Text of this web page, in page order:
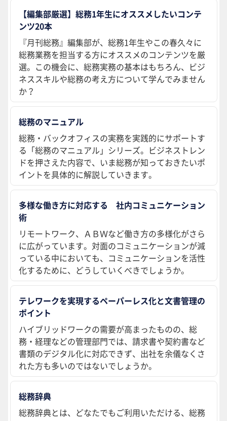
【編集部厳選】総務1年生にオススメしたいコンテ
ンツ20本
『月刊総務』編集部が、総務1年生やこの春久々に
総務業務を担当する方にオススメのコンテンツを厳
選。この機会に、総務実務の基本はもちろん、ビジ
ネススキルや総務の考え方について学んでみません
か？
総務のマニュアル
総務・バックオフィスの実務を実践的にサポートす
る「総務のマニュアル」シリーズ。ビジネストレン
ドを押さえた内容で、いま総務が知っておきたいポ
イントを具体的に解説していきます。
多様な働き方に対応する 社内コミュニケーション
術
リモートワーク、ＡＢＷなど働き方の多様化がさら
に広がっています。対面のコミュニケーションが減
っている中においても、コミュニケーションを活性
化するために、どうしていくべきでしょうか。
テレワークを実現するペーパーレス化と文書管理の
ポイント
ハイブリッドワークの需要が高まったものの、総
務・経理などの管理部門では、請求書や契約書など
書類のデジタル化に対応できず、出社を余儀なくさ
れた方も多いのではないでしょうか。
総務辞典
総務辞典とは、どなたでもご利用いただける、総務